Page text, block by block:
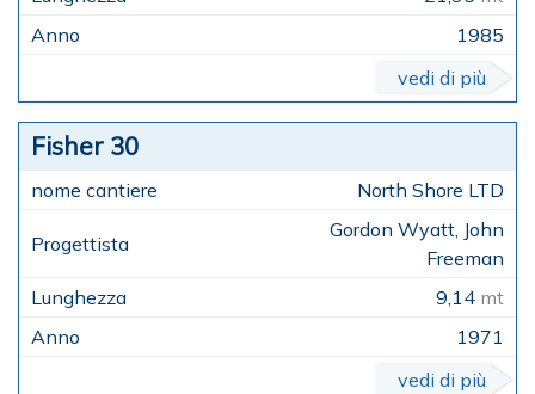
1985
vedi di più
Fisher 30
North Shore LTD
Gordon Wyatt, John
Freeman
9,14 mt
1971
vedi di più